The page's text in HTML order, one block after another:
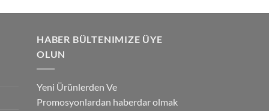
HABER BÜLTENIMIZE ÜYE
OLUN
Yeni Ürünlerden Ve
Promosyonlardan haberdar olmak